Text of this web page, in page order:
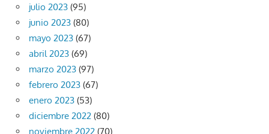
julio 2023 (95)
junio 2023 (80)
mayo 2023 (67)
abril 2023 (69)
marzo 2023 (97)
febrero 2023 (67)
enero 2023 (53)
diciembre 2022 (80)
noviembre 2022 (70)